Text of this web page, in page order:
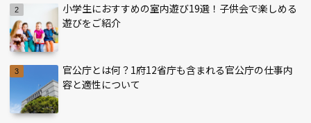
小学生におすすめの室内遊び19選！子供会で楽しめる
遊びをご紹介
官公庁とは何？1府12省庁も含まれる官公庁の仕事内
容と適性について